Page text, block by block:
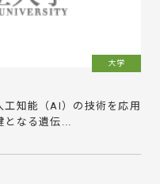
大学
知能（AI）の技術を応用
なる遺伝...